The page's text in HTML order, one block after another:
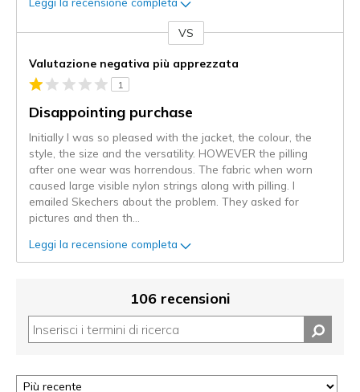
VS
Valutazione negativa più apprezzata
1
Disappointing purchase
Initially I was so pleased with the jacket, the colour, the
style, the size and the versatility. HOWEVER the pilling
after one wear was horrendous. The fabric when worn
caused large visible nylon strings along with pilling. I
emailed Skechers about the problem. They asked for
pictures and then th
Leggi la recensione completa
106 recensioni